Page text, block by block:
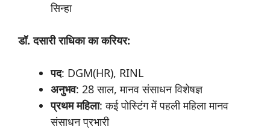
सिन्हा
डॉ.दसारीराधिकाकाकरियर:
पद: DGM(HR), RINL
अनुभव: 28 साल, मानव संसाधन विशेषज्ञ
प्रथममहिला: कई पोस्टिंग में पहली महिला मानव
संसाधन प्रभारी